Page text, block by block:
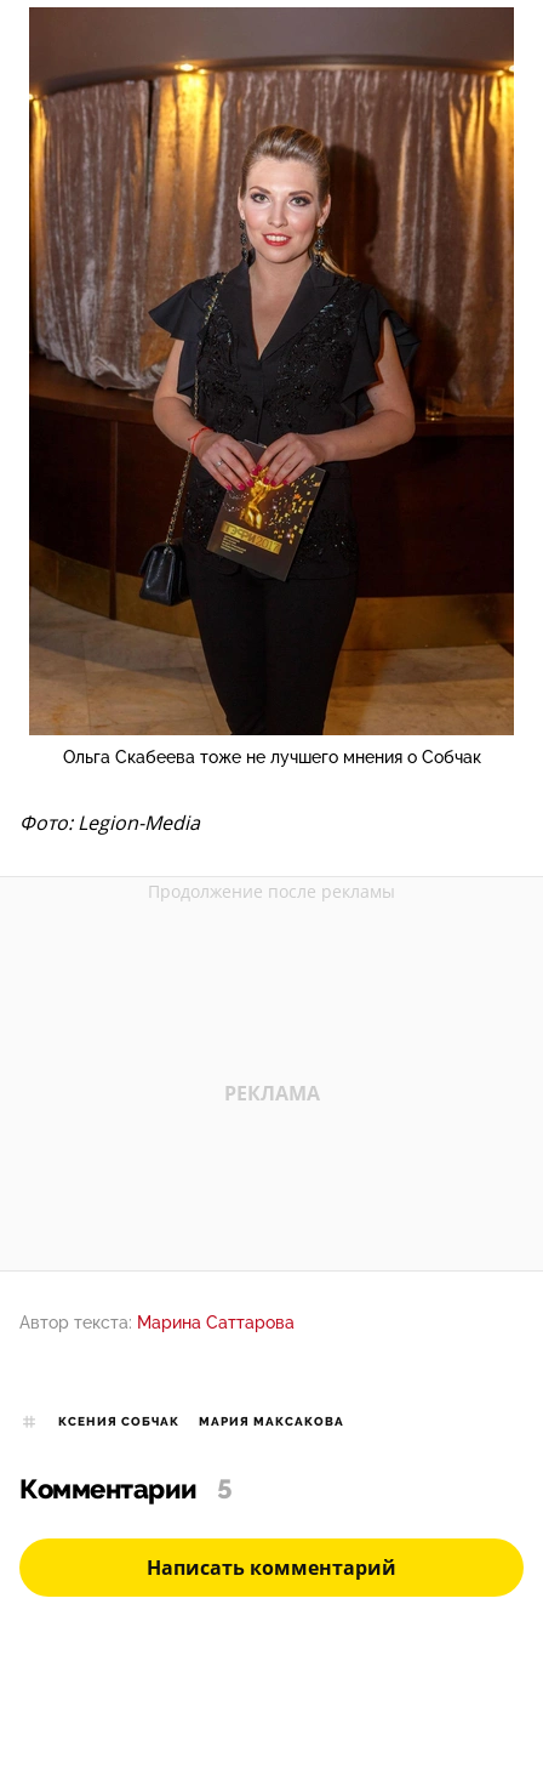
Ольга Скабеева тоже не лучшего мнения о Собчак
Фото: Legion-Media
Автор текста: Марина Саттарова
КСЕНИЯ СОБЧАК МАРИЯ МАКСАКОВА
Комментарии 5
Написать комментарий